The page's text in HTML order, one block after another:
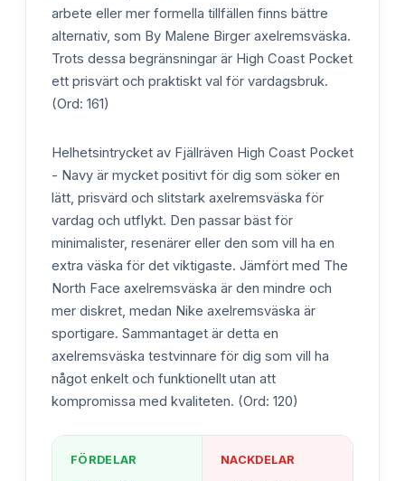
arbete eller mer formella tillfällen finns bättre
alternativ, som By Malene Birger axelremsväska.
Trots dessa begränsningar är High Coast Pocket
ett prisvärt och praktiskt val för vardagsbruk.
(Ord: 161)
Helhetsintrycket av Fjällräven High Coast Pocket
- Navy är mycket positivt för dig som söker en
lätt, prisvärd och slitstark axelremsväska för
vardag och utflykt. Den passar bäst för
minimalister, resenärer eller den som vill ha en
extra väska för det viktigaste. Jämfört med The
North Face axelremsväska är den mindre och
mer diskret, medan Nike axelremsväska är
sportigare. Sammantaget är detta en
axelremsväska testvinnare för dig som vill ha
något enkelt och funktionellt utan att
kompromissa med kvaliteten. (Ord: 120)
FÖRDELAR NACKDELAR